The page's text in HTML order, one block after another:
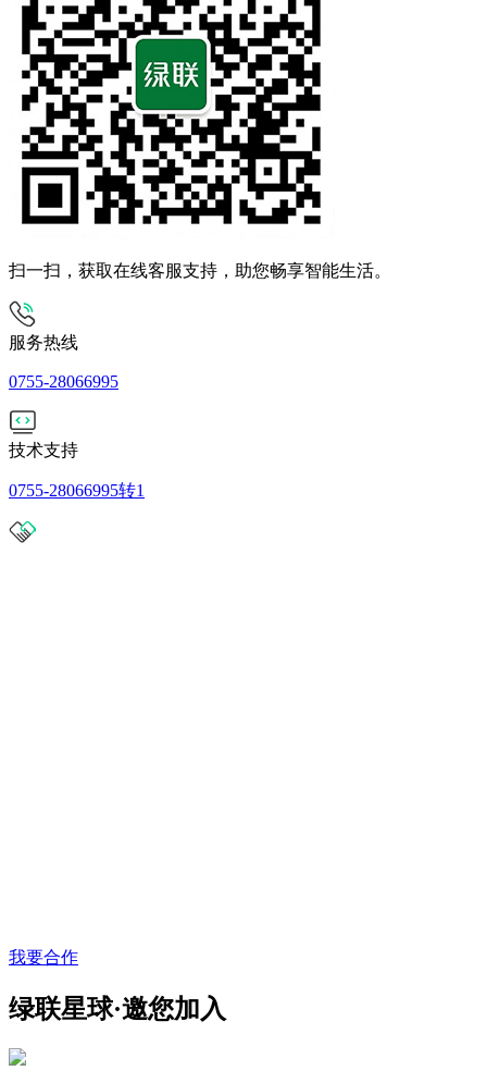
扫一扫，获取在线客服支持，助您畅享智能生活。
服务热线
0755-28066995
技术支持
0755-28066995转1
我要合作
绿联星球·邀您加入